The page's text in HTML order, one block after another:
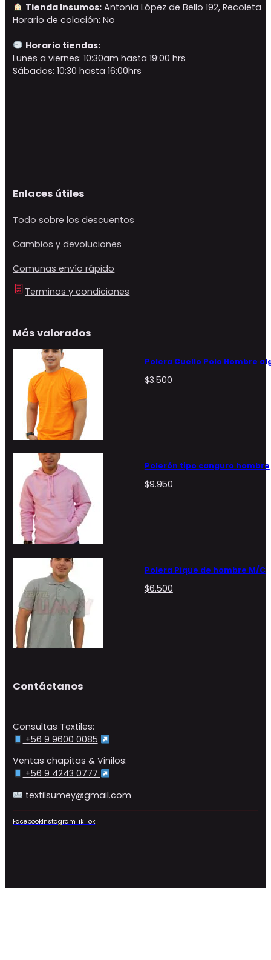
Tienda Insumos:Antonia López de Bello 192, Recoleta
Horario de colación: No
Horario tiendas:
Lunes a viernes: 10:30am hasta 19:00 hrs
Sábados: 10:30 hasta 16:00hrs
Enlaces útiles
Todo sobre los descuentos
Cambios y devoluciones
Comunas envío rápido
Terminos y condiciones
Más valorados
Polera Cuello Polo Hombre
$3.500
Polerón tipo canguro hombre
$9.950
Polera Pique de hombre M/C
$6.500
Contáctanos
Consultas Textiles:
+56 9 9600 0085
Ventas chapitas & Vinilos:
+56 9 4243 0777
textilsumey@gmail.com
FacebookInstagramTik Tok